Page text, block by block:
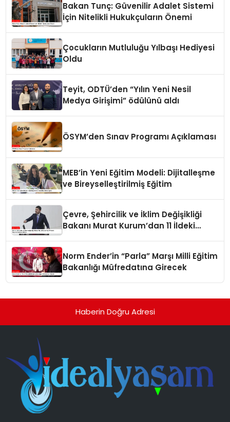
Bakan Tunç: Güvenilir Adalet Sistemi
İçin Nitelikli Hukukçuların Önemi
Çocukların Mutluluğu Yılbaşı Hediyesi
Oldu
Teyit, ODTÜ’den “Yılın Yeni Nesil
Medya Girişimi” ödülünü aldı
ÖSYM’den Sınav Programı Açıklaması
MEB’in Yeni Eğitim Modeli: Dijitalleşme
ve Bireyselleştirilmiş Eğitim
Çevre, Şehircilik ve İklim Değişikliği
Bakanı Murat Kurum’dan 11 İldeki
Norm Ender’in “Parla” Marşı Milli Eğitim
Bakanlığı Müfredatına Girecek
Haberin Doğru Adresi